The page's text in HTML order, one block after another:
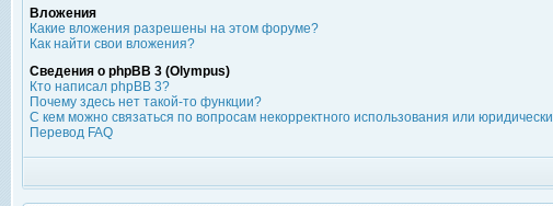
Вложения
Какие вложения разрешены на этом форуме?
Как найти свои вложения?
Сведения о phpBB 3 (Olympus)
Кто написал phpBB 3?
Почему здесь нет такой-то функции?
С кем можно связаться по вопросам некорректного использования или
Перевод FAQ